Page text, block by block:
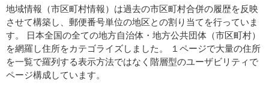
地域情報（市区町村情報）は過去の市区町村合併の履歴を反映
させて構築し、郵便番号単位の地区との割り当てを行っていま
す。 日本全国の全ての地方自治体・地方公共団体（市区町村）
を網羅し住所をカテゴライズしました。 １ページで大量の住所
を一覧で羅列する表示方法ではなく階層型のユーザビリティで
ページ構成しています。